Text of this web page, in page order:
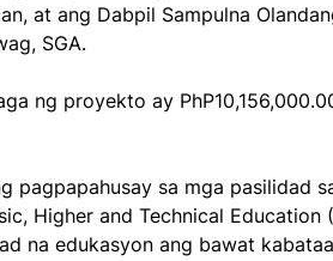
at ang Dabpil Sampulna
SGA.
ng proyekto ay
pagpapahusay sa mga pasilidad
Higher and Technical Education
na edukasyon ang bawat